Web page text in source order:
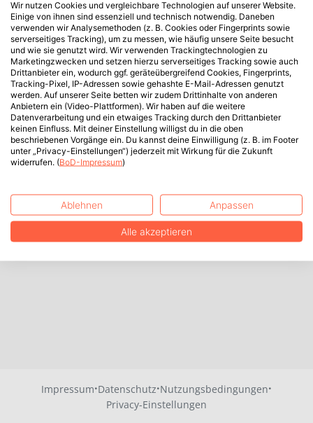
Impressum·Datenschutz·Nutzungsbedingungen·
Privacy-Einstellungen
Wir nutzen Cookies und vergleichbare Technologien auf unserer Website.
Einige von ihnen sind essenziell und technisch notwendig. Daneben
verwenden wir Analysemethoden (z. B. Cookies oder Fingerprints sowie
serverseitiges Tracking), um zu messen, wie häufig unsere Seite besucht
und wie sie genutzt wird. Wir verwenden Trackingtechnologien zu
Marketingzwecken und setzen hierzu serverseitiges Tracking sowie auch
Drittanbieter ein, wodurch ggf. geräteübergreifend Cookies, Fingerprints,
Tracking-Pixel, IP-Adressen sowie gehashte E-Mail-Adressen genutzt
werden. Auf unserer Seite betten wir zudem Drittinhalte von anderen
Anbietern ein (Video-Plattformen). Wir haben auf die weitere
Datenverarbeitung und ein etwaiges Tracking durch den Drittanbieter
keinen Einfluss. Mit deiner Einstellung willigst du in die oben
beschriebenen Vorgänge ein. Du kannst deine Einwilligung (z. B. im Footer
unter „Privacy-Einstellungen“) jederzeit mit Wirkung für die Zukunft
widerrufen. (BoD-Impressum)
Ablehnen Anpassen
Alle akzeptieren